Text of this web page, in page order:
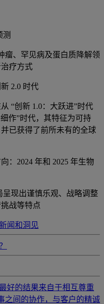
测
瘤、罕见病及蛋白质降解领
疗方式
2.0 时代
“创新 1.0：大跃进”时代
作”时代，其特征为可持
已获得了前所未有的全球
：2024 年和 2025 年生物
呈现出谨慎乐观、战略调整
战等特点
闻和洞见
好的结果来自于相互尊重
之间的协作，与客户的精诚